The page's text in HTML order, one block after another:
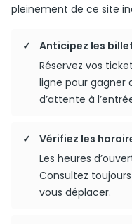
pleinement de ce site
Anticipez les
Réservez vos
ligne pour gagner
d’attente à
Vérifiez les
Les heures
Consultez
vous déplacer.